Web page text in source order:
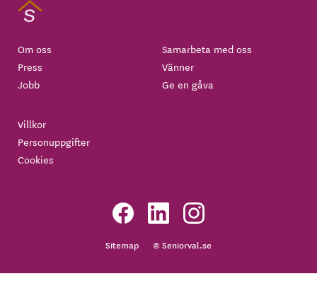
Om oss
Press
Jobb
Samarbeta med oss
Vänner
Ge en gåva
Villkor
Personuppgifter
Cookies
Sitemap © Seniorval.se